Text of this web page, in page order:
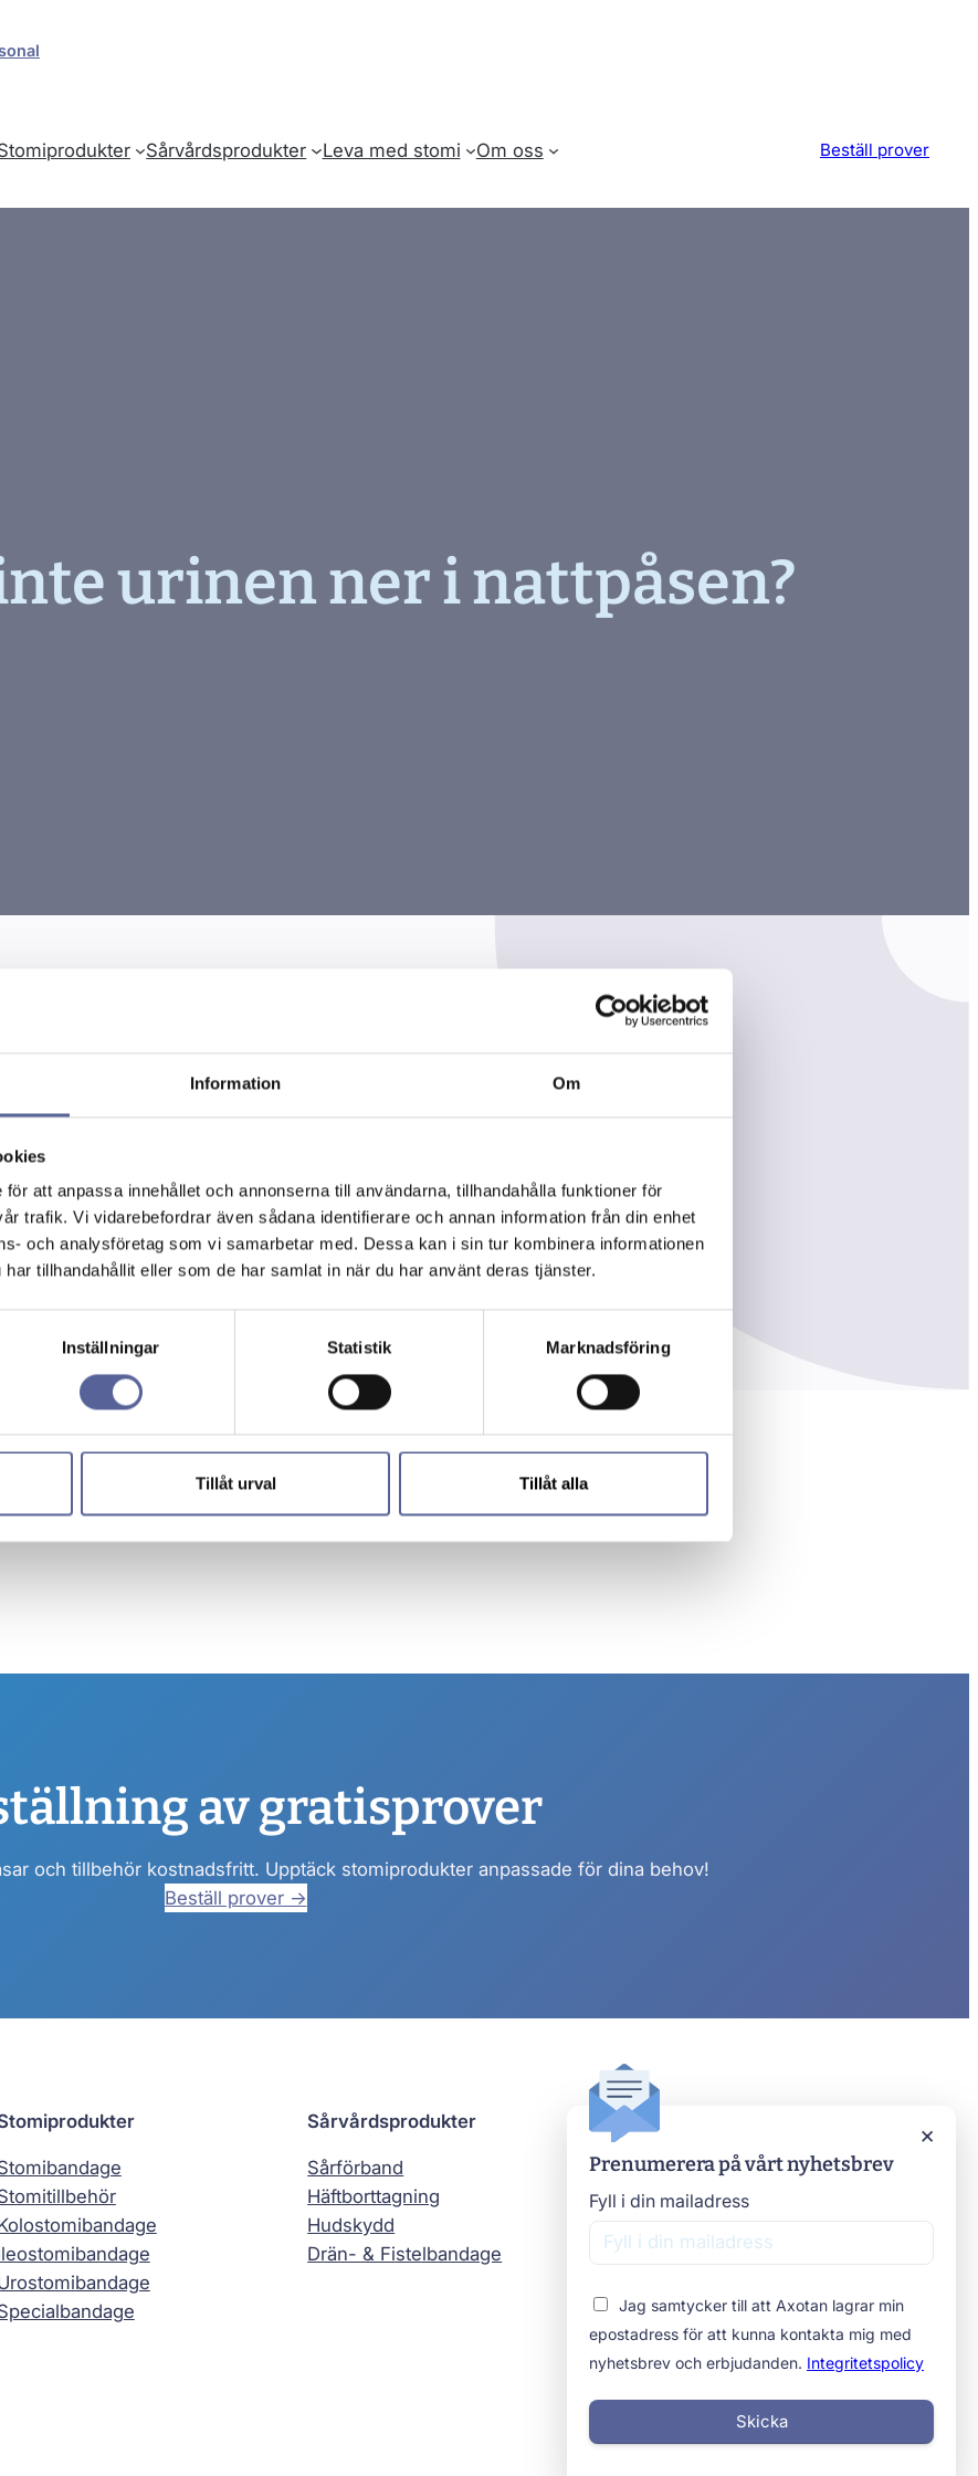
Information Om
att anpassa innehållet och annonserna till användarna, tillhandahålla funktioner för
trafik. Vi vidarebefordrar även sådana identifierare och annan information från din enhet
och analysföretag som vi samarbetar med. Dessa kan i sin tur kombinera informationen
tillhandahållit eller som de har samlat in när du har använt deras tjänster.
Inställningar Statistik Marknadsföring
Tillåt urval Tillåt alla
Sårvårdsprodukter Leva med stomi Om oss Beställ prover
urinen ner i nattpåsen?
av gratisprover
och tillbehör kostnadsfritt. Upptäck stomiprodukter anpassade för dina behov!
Beställ prover →
Sårvårdsprodukter
Sårförband
Häftborttagning
Hudskydd
Drän- & Fistelbandage
Axotan
Kontakta oss
Om oss
Stomimottagningar
Beställ prover
IntegritetspolicyCookies
×
Prenumerera på vårt nyhetsbrev
Fyll i din mailadress
Jag samtycker till att Axotan lagrar min
epostadress för att kunna kontakta mig med
nyhetsbrev och erbjudanden. Integritetspolicy
Skicka